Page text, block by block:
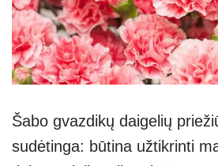
Šabo gvazdikų daigelių
sudėtinga: būtina užtikrinti